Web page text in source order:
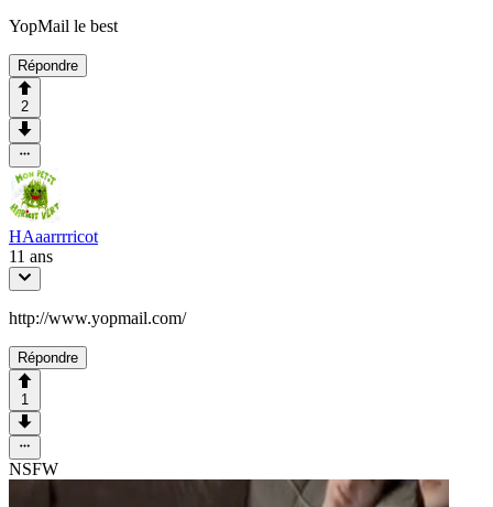
YopMail le best
Répondre
2
HAaarrrricot
11 ans
http://www.yopmail.com/
Répondre
1
NSFW